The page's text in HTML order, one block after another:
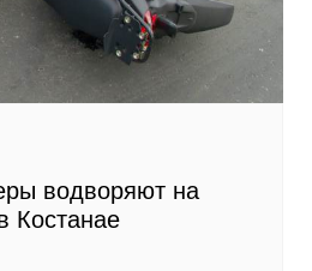
водворяют на
Костанае